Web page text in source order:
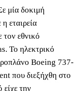
μία δοκιμή
εταιρεία
εθνικό
Το ηλεκτρικό
Boeing 737-
που διεξήχθη στο
την